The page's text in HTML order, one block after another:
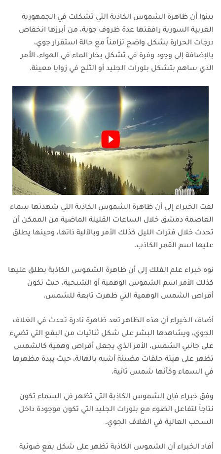
بينوا أن ظاهرة الشموس الكاذبة التي تشكلت في الجمهورية
العربية السورية رافقتها عدة ظروف جوية، من أبرزها انخفاض
درجات الحرارة بشكل واضح تزامناً مع حالة استقرار جوي،
بالإضافة إلى وجود وفرة في تشكل بخار الماء في الهواء، الأمر
الذي ساهم بتشكل بلورات الجليد أو الثلج في زوايا معينة.
لفت الخبراء إلى أن ظاهرة الشموس الكاذبة التي شهدتها سماء
العاصمة دمشق خلال الساعات القليلة الماضية من الممكن أن
تحدث خلال فترات الليل كذلك الأمر وبالآلية ذاتها، وحينها يطلق
عليها اسم القمر الكاذب.
نوه خبراء علم الفلك إلى أن ظاهرة الشموس الكاذبة يطلق عليها
كذلك الأمر اسم الشموس الوهمية أو الشبحية، حيث تكون
أقراص الشمس الوهمية التي ظهرت تابعة للشمس.
أضاف الخبراء أن هذه الظاهر تعد ظاهرة نادرة تحدث في الغلاف
الجوي، ويشاهدها البشر على شكل ثنائيات من البقع التي تضيء
على جانبي الشمس، الأمر الذي يجعل أقراص وهمية كالشمس
تظهر على هيئة حلقات مضيئة أشبه بالهالة، حيث يبدة مظهرها
في السماء وكأنها شمس ثانية.
وفق خبراء فإن الشموس الكاذبة التي تظهر في السماء تكون
نتاجاَ لتفاعل الضوء مع بلورات الجليد التي تكون موجودة داخل
السحب العالية في الغلاف الجوي.
أفاد الخبراء أن الشموس الكاذبة تظهر على شكل بقع ضوئية